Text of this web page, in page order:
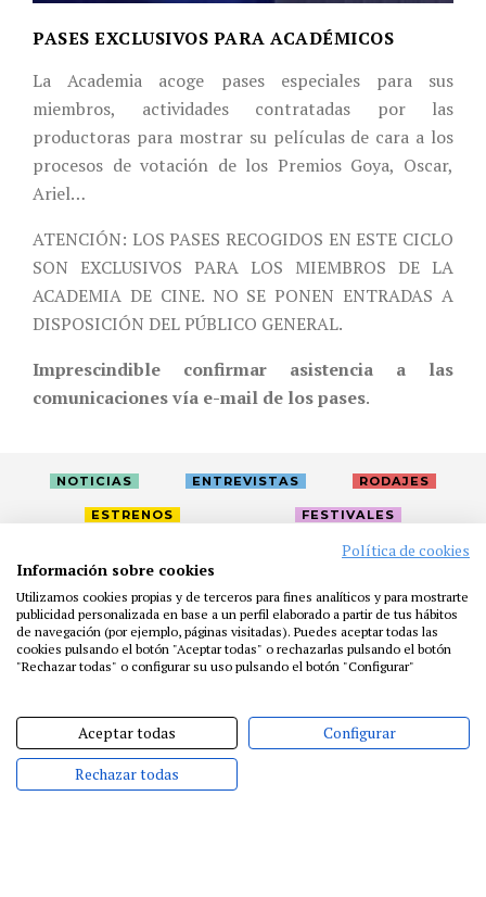
PASES EXCLUSIVOS PARA ACADÉMICOS
La Academia acoge pases especiales para sus
miembros, actividades contratadas por las
productoras para mostrar su películas de cara a los
procesos de votación de los Premios Goya, Oscar,
Ariel…
ATENCIÓN: LOS PASES RECOGIDOS EN ESTE CICLO
SON EXCLUSIVOS PARA LOS MIEMBROS DE LA
ACADEMIA DE CINE. NO SE PONEN ENTRADAS A
DISPOSICIÓN DEL PÚBLICO GENERAL.
Imprescindible confirmar asistencia a las
comunicaciones vía e-mail de los pases.
NOTICIAS ENTREVISTAS RODAJES
ESTRENOS FESTIVALES
PRENSA
FUNDACIÓN RESIDENCIAS
AYUDAS
BIBLIOTECA
PUBLICACIONES
CONTACTO
Política de cookies
Información sobre cookies
Utilizamos cookies propias y de terceros para fines analíticos y para mostrarte
publicidad personalizada en base a un perfil elaborado a partir de tus hábitos
de navegación (por ejemplo, páginas visitadas). Puedes aceptar todas las
cookies pulsando el botón "Aceptar todas" o rechazarlas pulsando el botón
"Rechazar todas" o configurar su uso pulsando el botón "Configurar"
Aceptar todas Configurar
Rechazar todas